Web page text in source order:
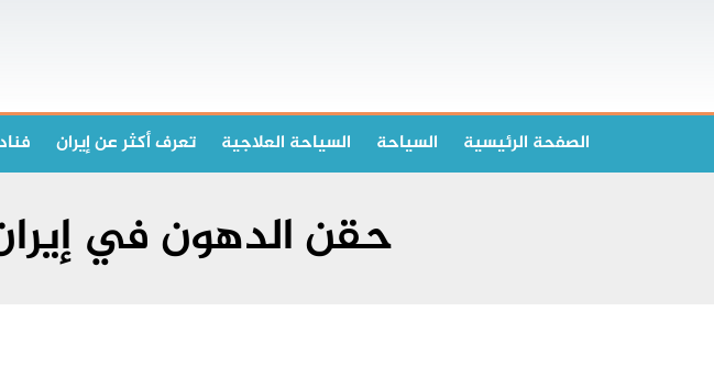
الصفحة الرئیسیة السياحة السياحة العلاجية تعرف أكثر عن إيران
حقن الدهون في